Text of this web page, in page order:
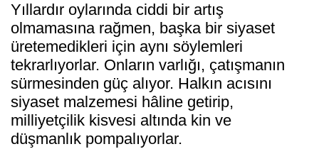
Yıllardır oylarında ciddi bir artış
olmamasına rağmen, başka bir siyaset
üretemedikleri için aynı söylemleri
tekrarlıyorlar. Onların varlığı, çatışmanın
sürmesinden güç alıyor. Halkın acısını
siyaset malzemesi hâline getirip,
milliyetçilik kisvesi altında kin ve
düşmanlık pompalıyorlar.